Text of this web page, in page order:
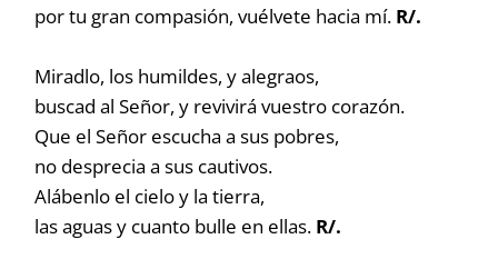
por tu gran compasión, vuélvete hacia mí. R/.
Miradlo, los humildes, y alegraos,
buscad al Señor, y revivirá vuestro corazón.
Que el Señor escucha a sus pobres,
no desprecia a sus cautivos.
Alábenlo el cielo y la tierra,
las aguas y cuanto bulle en ellas. R/.